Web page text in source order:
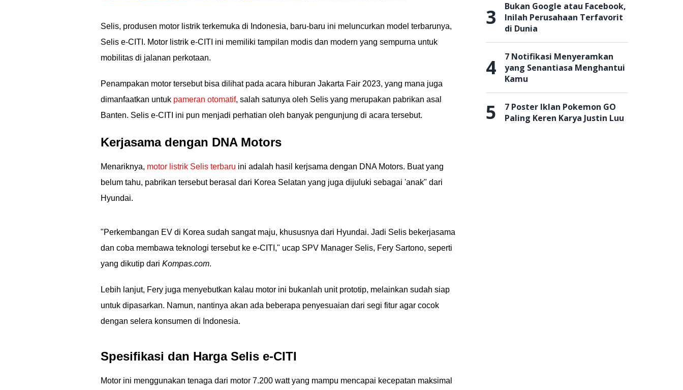
Selis, produsen motor listrik terkemuka di Indonesia, baru-baru ini meluncurkan model terbarunya,
Selis e-CITI. Motor listrik e-CITI ini memiliki tampilan modis dan modern yang sempurna untuk
mobilitas di jalanan perkotaan.
Penampakan motor tersebut bisa dilihat pada acara hiburan Jakarta Fair 2023, yang mana juga
dimanfaatkan untuk pameran otomatif, salah satunya oleh Selis yang merupakan pabrikan asal
Banten. Selis e-CITI ini pun menjadi perhatian oleh banyak pengunjung di acara tersebut.
Kerjasama dengan DNA Motors
Menariknya, motor listrik Selis terbaru ini adalah hasil kerjsama dengan DNA Motors. Buat yang
belum tahu, pabrikan tersebut berasal dari Korea Selatan yang juga dijuluki sebagai 'anak" dari
Hyundai.
"Perkembangan EV di Korea sudah sangat maju, khususnya dari Hyundai. Jadi Selis bekerjasama
dan coba membawa teknologi tersebut ke e-CITI," ucap SPV Manager Selis, Fery Sartono, seperti
yang dikutip dari Kompas.com.
Lebih lanjut, Fery juga menyebutkan kalau motor ini bukanlah unit prototip, melainkan sudah siap
untuk dipasarkan. Namun, nantinya akan ada beberapa penyesuaian dari segi fitur agar cocok
dengan selera konsumen di Indonesia.
Spesifikasi dan Harga Selis e-CITI
Motor ini menggunakan tenaga dari motor 7.200 watt yang mampu mencapai kecepatan maksimal
3
Bukan Google atau Facebook,
Inilah Perusahaan Terfavorit
di Dunia
4
7 Notifikasi Menyeramkan
yang Senantiasa Menghantui
Kamu
5
7 Poster Iklan Pokemon GO
Paling Keren Karya Justin Luu